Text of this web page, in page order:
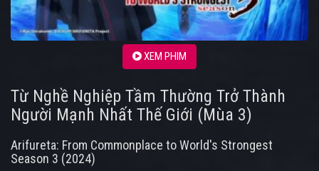
XEM PHIM
Từ Nghề Nghiệp Tầm Thường Trở Thành
Người Mạnh Nhất Thế Giới (Mùa 3)
Arifureta: From Commonplace to World's Strongest
Season 3 (2024)